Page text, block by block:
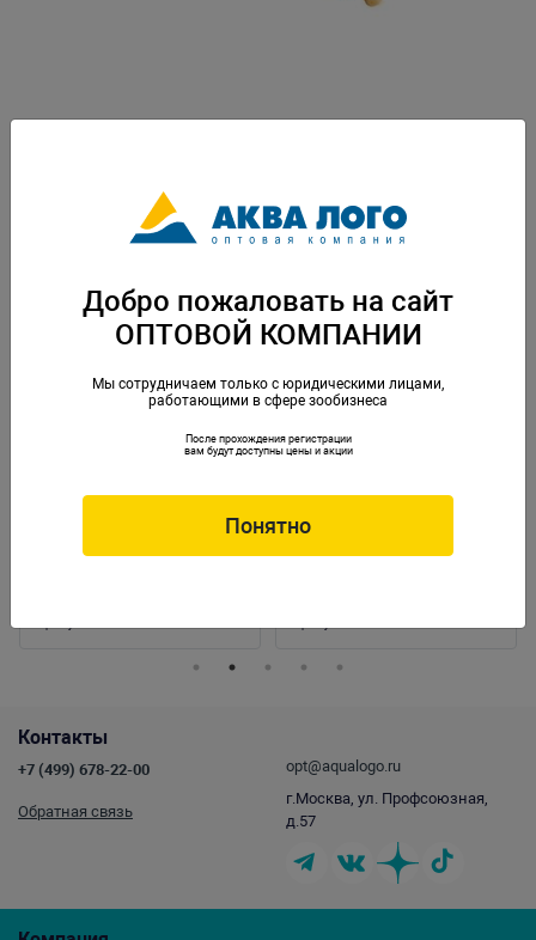
Пластиковая декорация для использования в аквариумистике и
фитодизайне. Россия, Барнаул. Вес: 0,5 кг. Упаковка: по 1 шт
Аналогичные товары
Контакты
+7 (499) 678-22-00
Обратная связь
opt@aqualogo.ru
г.Москва, ул. Профсоюзная,
д.57
Добро пожаловать на сайт
ОПТОВОЙ КОМПАНИИ
Мы сотрудничаем только с юридическими лицами,
работающими в сфере зообизнеса
После прохождения регистрации
вам будут доступны цены и акции
Понятно